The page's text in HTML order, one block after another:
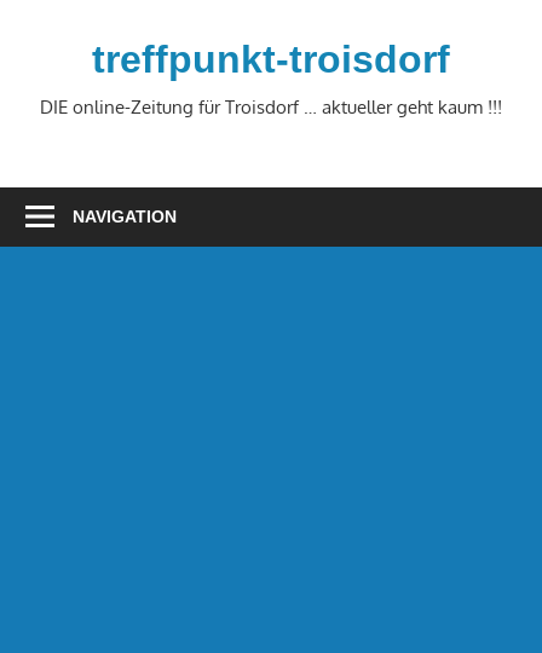
treffpunkt-troisdorf
DIE online-Zeitung für Troisdorf … aktueller geht kaum !!!
NAVIGATION